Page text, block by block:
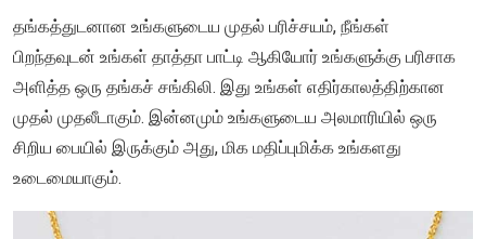
தங்கத்துடனான உங்களுடைய முதல் பரிச்சயம், நீங்கள்
பிறந்தவுடன் உங்கள் தாத்தா பாட்டி ஆகியோர் உங்களுக்கு பரிசாக
அளித்த ஒரு தங்கச் சங்கிலி. இது உங்கள் எதிர்காலத்திற்கான
முதல் முதலீடாகும். இன்னமும் உங்களுடைய அலமாரியில் ஒரு
சிறிய பையில் இருக்கும் அது, மிக மதிப்புமிக்க உங்களது
உடைமையாகும்.